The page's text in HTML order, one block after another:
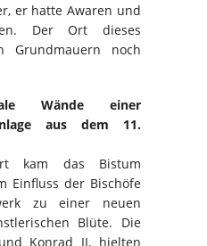
er hatte Awaren und
Der Ort dieses
noch
Wände einer
aus dem 11.
kam das Bistum
Einfluss der Bischöfe
zu einer neuen
Blüte. Die
Konrad II. hielten